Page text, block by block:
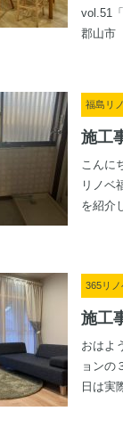
vol.51
郡山市
福島リ
施工
こんに
リノベ
を紹介
365リ
施工
おはよ
ョンの
日は実